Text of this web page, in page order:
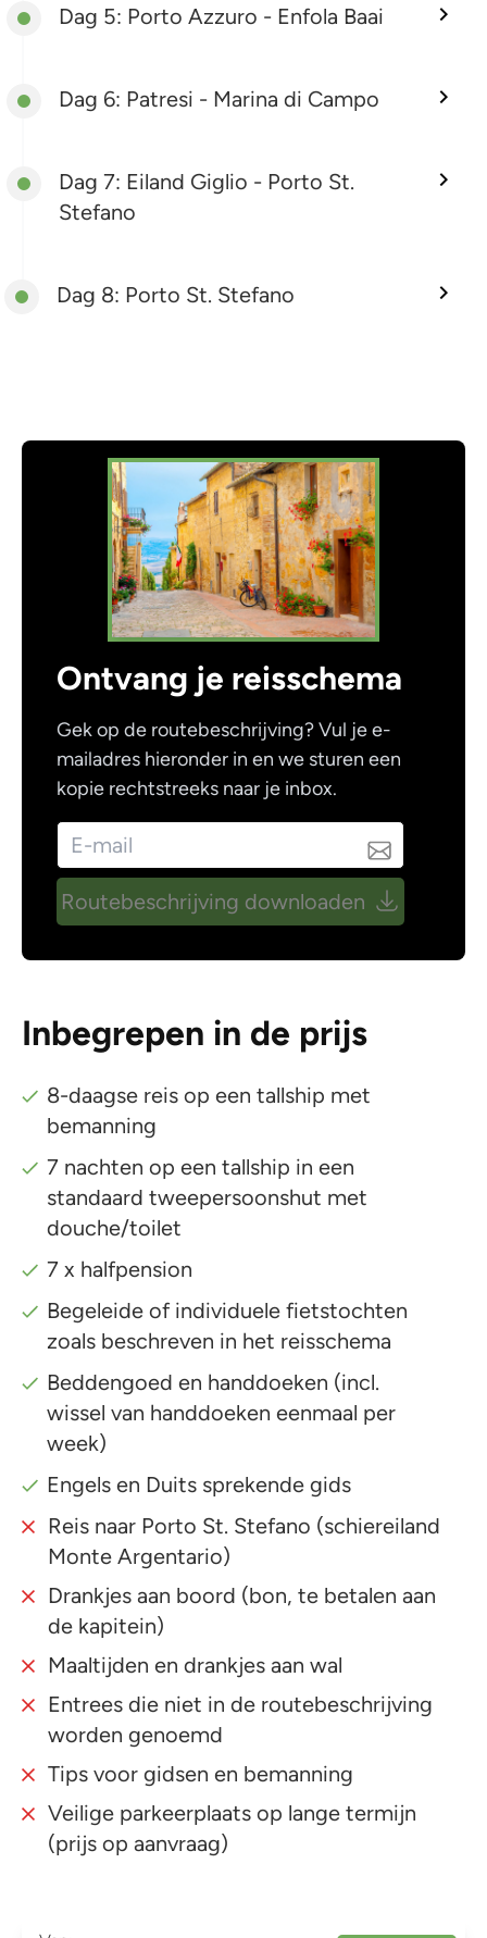
Dag 5: Porto Azzuro - Enfola Baai
Dag 6: Patresi - Marina di Campo
Dag 7: Eiland Giglio - Porto St.
Stefano
Dag 8: Porto St. Stefano
Ontvang je reisschema
Gek op de routebeschrijving? Vul je e-
mailadres hieronder in en we sturen een
kopie rechtstreeks naar je inbox.
Routebeschrijving downloaden
Inbegrepen in de prijs
8-daagse reis op een tallship met
bemanning
7 nachten op een tallship in een
standaard tweepersoonshut met
douche/toilet
7 x halfpension
Begeleide of individuele fietstochten
zoals beschreven in het reisschema
Beddengoed en handdoeken (incl.
wissel van handdoeken eenmaal per
week)
Engels en Duits sprekende gids
Reis naar Porto St. Stefano (schiereiland
Monte Argentario)
Drankjes aan boord (bon, te betalen aan
de kapitein)
Maaltijden en drankjes aan wal
Entrees die niet in de routebeschrijving
worden genoemd
Tips voor gidsen en bemanning
Veilige parkeerplaats op lange termijn
(prijs op aanvraag)